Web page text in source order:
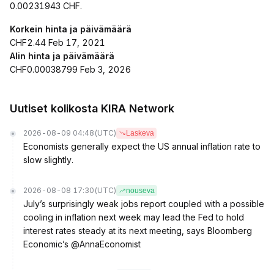
0.00231943 CHF.
Korkein hinta ja päivämäärä
CHF2.44 Feb 17, 2021
Alin hinta ja päivämäärä
CHF0.00038799 Feb 3, 2026
Uutiset kolikosta KIRA Network
2026-08-09 04:48 (UTC) Laskeva
Economists generally expect the US annual inflation rate to
slow slightly.
2026-08-08 17:30 (UTC) nouseva
July’s surprisingly weak jobs report coupled with a possible
cooling in inflation next week may lead the Fed to hold
interest rates steady at its next meeting, says Bloomberg
Economic’s @AnnaEconomist